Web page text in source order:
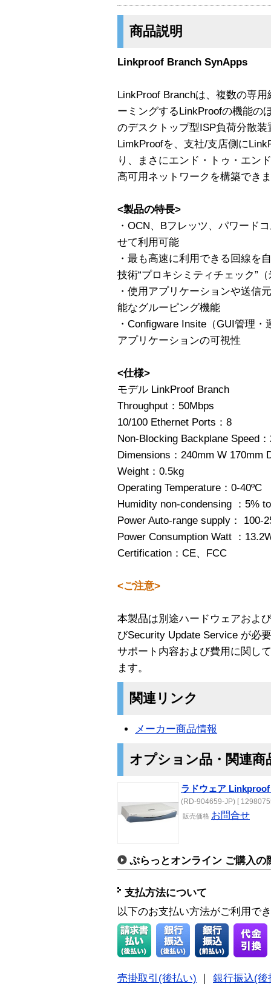
商品説明
Linkproof Branch SynApps
LinkProof Branchは、複数の専
ーミングするLinkProofの機能の
のデスクトップ型ISP負荷分散
LimkProofを、支社/支店側に
り、まさにエンド・トゥ・エン
高可用ネットワークを構築でき
<製品の特長>
・OCN、Bフレッツ、パワード
せて利用可能
・最も高速に利用できる回線を
技術“プロキシミティチェック”
・使用アプリケーションや送信
能なグルーピング機能
・Configware Insite（GUI管理
アプリケーションの可視性
<仕様>
モデル LinkProof Branch
Throughput：50Mbps
10/100 Ethernet Ports：8
Non-Blocking Backplane Speed
Dimensions：240mm W 170mm
Weight：0.5kg
Operating Temperature：0-40ºC
Humidity non-condensing ：5%
Power Auto-range supply： 100-
Power Consumption Watt ：
Certification：CE、FCC
<ご注意>
本製品は別途ハードウェアおよ
びSecurity Update Service が必
サポート内容および費用に関し
ます。
関連リンク
メーカー商品情報
オプション品・関連商
ラドウェア
(RD-904659-JP) [
販売価格 お問合せ
ぷらっとオンライン ご購入の
支払方法について
以下のお支払い方法がご利用で
売掛取引(後払い) 銀行振込(後